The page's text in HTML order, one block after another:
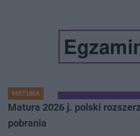
MATURA
Matura 2026 j. polski
pobrania